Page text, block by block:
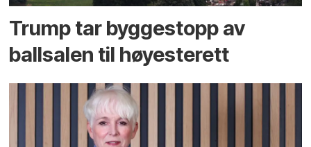
Trump tar byggestopp av
ballsalen til høyesterett